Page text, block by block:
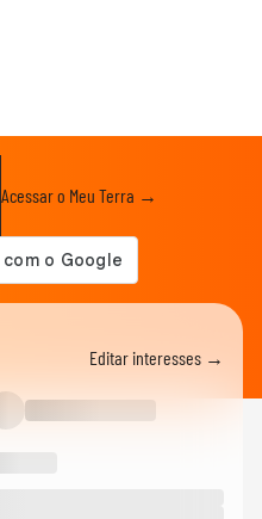
Acessar o Meu Terra →
Editar interesses →